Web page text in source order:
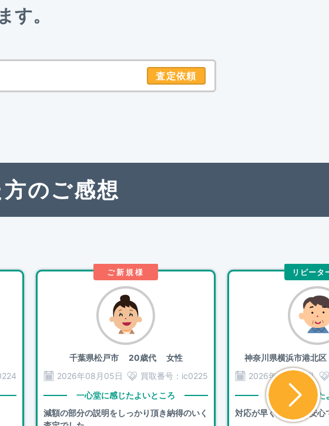
す。
査定依頼
のご感想
ご新規様
千葉県松戸市20歳代 女性
2026年08月05日
買取番号： ic0225
一心堂に感じたよいところ
減額の部分の説明をしっかり頂き納得のいく
リピータ
神奈川県横浜市港北区
2026年08月05日
一心堂に感じた
対応が早く丁寧で、安心